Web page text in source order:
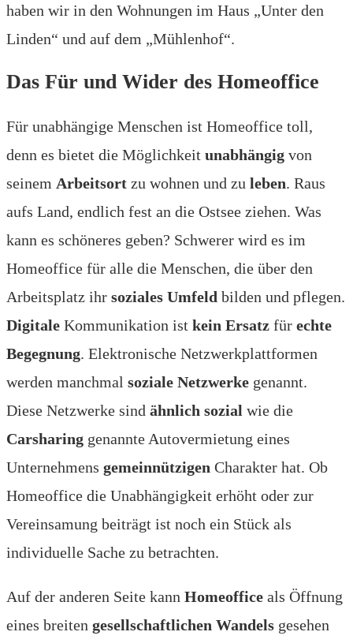
haben wir in den Wohnungen im Haus „Unter den
Linden“ und auf dem „Mühlenhof“.
Das Für und Wider des Homeoffice
Für unabhängige Menschen ist Homeoffice toll,
denn es bietet die Möglichkeit unabhängig von
seinem Arbeitsort zu wohnen und zu leben. Raus
aufs Land, endlich fest an die Ostsee ziehen. Was
kann es schöneres geben? Schwerer wird es im
Homeoffice für alle die Menschen, die über den
Arbeitsplatz ihr soziales Umfeld bilden und pflegen.
Digitale Kommunikation ist kein Ersatz für echte
Begegnung. Elektronische Netzwerkplattformen
werden manchmal soziale Netzwerke genannt.
Diese Netzwerke sind ähnlich sozial wie die
Carsharing genannte Autovermietung eines
Unternehmens gemeinnützigen Charakter hat. Ob
Homeoffice die Unabhängigkeit erhöht oder zur
Vereinsamung beiträgt ist noch ein Stück als
individuelle Sache zu betrachten.
Auf der anderen Seite kann Homeoffice als Öffnung
eines breiten gesellschaftlichen Wandels gesehen